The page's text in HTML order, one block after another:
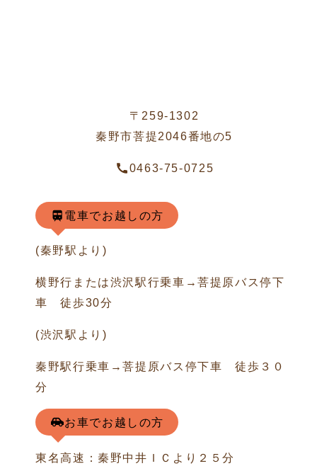
〒259-1302
秦野市菩提2046番地の5
0463-75-0725
電車でお越しの方
(秦野駅より)
横野行または渋沢駅行乗車→菩提原バス停下
車 徒歩30分
(渋沢駅より)
秦野駅行乗車→菩提原バス停下車 徒歩３０
分
お車でお越しの方
東名高速：秦野中井ＩＣより２５分